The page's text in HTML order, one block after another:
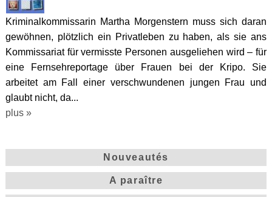
Kriminalkommissarin Martha Morgenstern muss sich daran
gewöhnen, plötzlich ein Privatleben zu haben, als sie ans
Kommissariat für vermisste Personen ausgeliehen wird – für
eine Fernsehreportage über Frauen bei der Kripo. Sie
arbeitet am Fall einer verschwundenen jungen Frau und
glaubt nicht, da...
plus »
Nouveautés
A paraître